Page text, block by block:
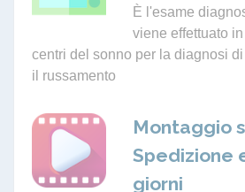
È l'esame
viene effettuato
centri del sonno per la diagnosi
il russamento
Montaggio
Spedizione
giorni